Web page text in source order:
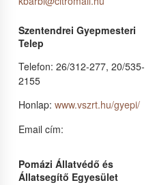
Szentendrei Gyepmesteri
Telep
Telefon: 26/312-277, 20/535-
2155
Honlap:www.vszrt.hu/gyepi/
Email cím:
Pomázi Állatvédő és
Állatsegítő Egyesület